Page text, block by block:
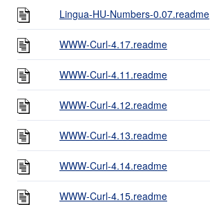
Lingua-HU-Numbers-0.07.readme
WWW-Curl-4.17.readme
WWW-Curl-4.11.readme
WWW-Curl-4.12.readme
WWW-Curl-4.13.readme
WWW-Curl-4.14.readme
WWW-Curl-4.15.readme